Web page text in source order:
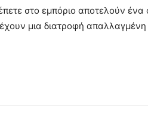
στο εμπόριο αποτελούν ένα
μια διατροφή